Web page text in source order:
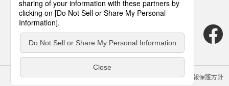
サイトのご利用にあたって クッキーポリシー 個人情報保護方針